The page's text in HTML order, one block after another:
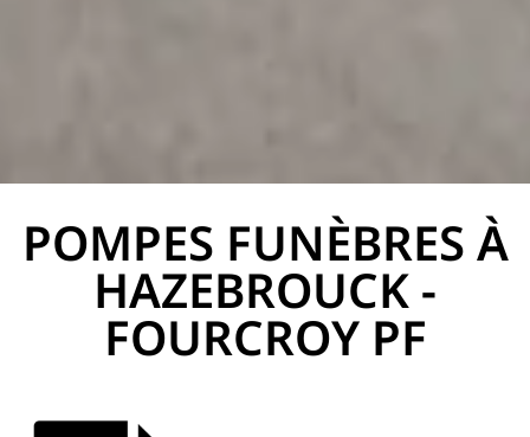
PF Fourcroy
POMPES FUNÈBRES À
HAZEBROUCK -
FOURCROY PF